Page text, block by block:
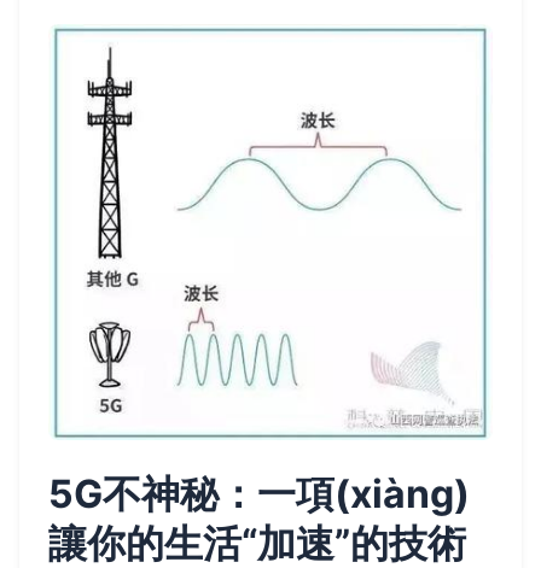
5G不神秘：一項(xiàng)
讓你的生活“加速”的技術